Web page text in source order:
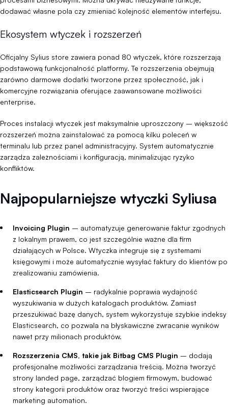
dodawać własne pola czy zmieniać kolejność elementów interfejsu.
Ekosystem wtyczek i rozszerzeń
Oficjalny Sylius store zawiera ponad 80 wtyczek, które rozszerzają
podstawową funkcjonalność platformy. Te rozszerzenia obejmują
zarówno darmowe dodatki tworzone przez społeczność, jak i
komercyjne rozwiązania oferujące zaawansowane możliwości
enterprise.
Proces instalacji wtyczek jest maksymalnie uproszczony – większość
rozszerzeń można zainstalować za pomocą kilku poleceń w
terminalu lub przez panel administracyjny. System automatycznie
zarządza zależnościami i konfiguracją, minimalizując ryzyko
konfliktów.
Najpopularniejsze wtyczki Syliusa
Invoicing Plugin – automatyzuje generowanie faktur zgodnych
z lokalnym prawem, co jest szczególnie ważne dla firm
działających w Polsce. Wtyczka integruje się z systemami
księgowymi i może automatycznie wysyłać faktury do klientów po
zrealizowaniu zamówienia.
Elasticsearch Plugin – radykalnie poprawia wydajność
wyszukiwania w dużych katalogach produktów. Zamiast
przeszukiwać bazę danych, system wykorzystuje szybkie indeksy
Elasticsearch, co pozwala na błyskawiczne zwracanie wyników
nawet przy milionach produktów.
Rozszerzenia CMS, takie jak Bitbag CMS Plugin – dodają
profesjonalne możliwości zarządzania treścią. Można tworzyć
strony landed page, zarządzać blogiem firmowym, budować
strony kategorii produktów oraz tworzyć treści wspierające
marketing automation.